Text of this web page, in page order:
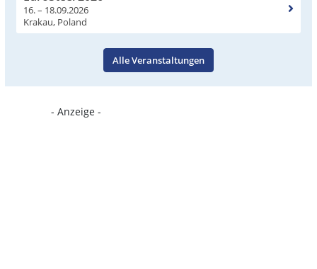
16. – 18.09.2026
Krakau, Poland
Alle Veranstaltungen
- Anzeige -